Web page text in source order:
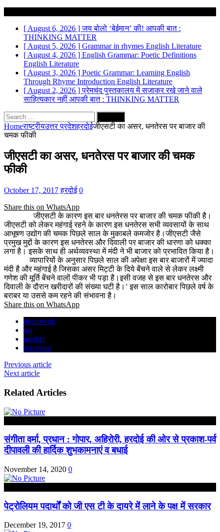
[ August 6, 2026 ]जय बोलो ‘बेईमान’ की! आपकी बात :
THINKING MATTER
[ August 5, 2026 ] Grammar in rhymes English Literature
[ August 4, 2026 ] English Grammar: Poetic Definitions
English Literature
[ August 3, 2026 ] Poetic Grammar: Learning English
Through Rhyme Introduction English Literature
[ August 2, 2026 ]प्रेमचंद पुस्तकालय में सजाकर रखे जाने वाले
साहित्यकार नहीं आपकी बात : THINKING MATTER
Search
for:
Homeराष्ट्रीयउत्तर प्रदेशहरदोईजीएसटी का असर, धनतेरस पर बाजार की
चमक फीकी
जीएसटी का असर, धनतेरस पर बाजार की चमक
फीकी
October 17, 2017 हरदोई 0
Share this on WhatsApp
जीएसटी के कारण इस बार धनतेरस पर बाजार की चमक फीकी है।
जीएसटी को लेकर महंगाई रहने के कारण इस धनतेरस सभी व्यवसायों के साथ
आभूषण उद्योग की चमक पिछले साल के मुकाबले कमजोर है।जीएसटी जैसे
प्रमुख मुद्दों के कारण इस धनतेरस और दिवाली पर बाजार की धारणा को धक्का
लगा है। इसके साथ ही अर्थव्यवस्था में मंदी ने भी बाजार को प्रभावित किया है।
व्यापारियों के अनुसार पिछले साल की अपेक्षा इस बार बाजारों में ज्यादा
मंदी है और महंगाई है जिसका असर मिट्टी के दिये बेंचने वाले से लेकर लक्ष्मी
गणेश की मूर्ति बेंचने वालों पीकर भी पड़ा है।इसी वजह से इस बार धनतेरस और
दिवाली के दौरान खरीदारों की संख्या घटी है।’ इस साल कारोबार पिछले वर्ष के
बराबर या उससे कम रहने की संभावना है।
Share this on WhatsApp
deepawali
gst
market
recession
Previous article
Next article
Related Articles
संगीता वर्मा, प्रधान : गोपार, अहिरोरी, हरदोई की ओर से प्रकाश-पर्व
दीपावली की हार्दिक शुभकामनाएं व बधाई
November 14, 2020 0
पेट्रोलियम पदार्थों को जी एस टी के दायरे में लाने के पक्ष में सरकार
December 19, 2017 0